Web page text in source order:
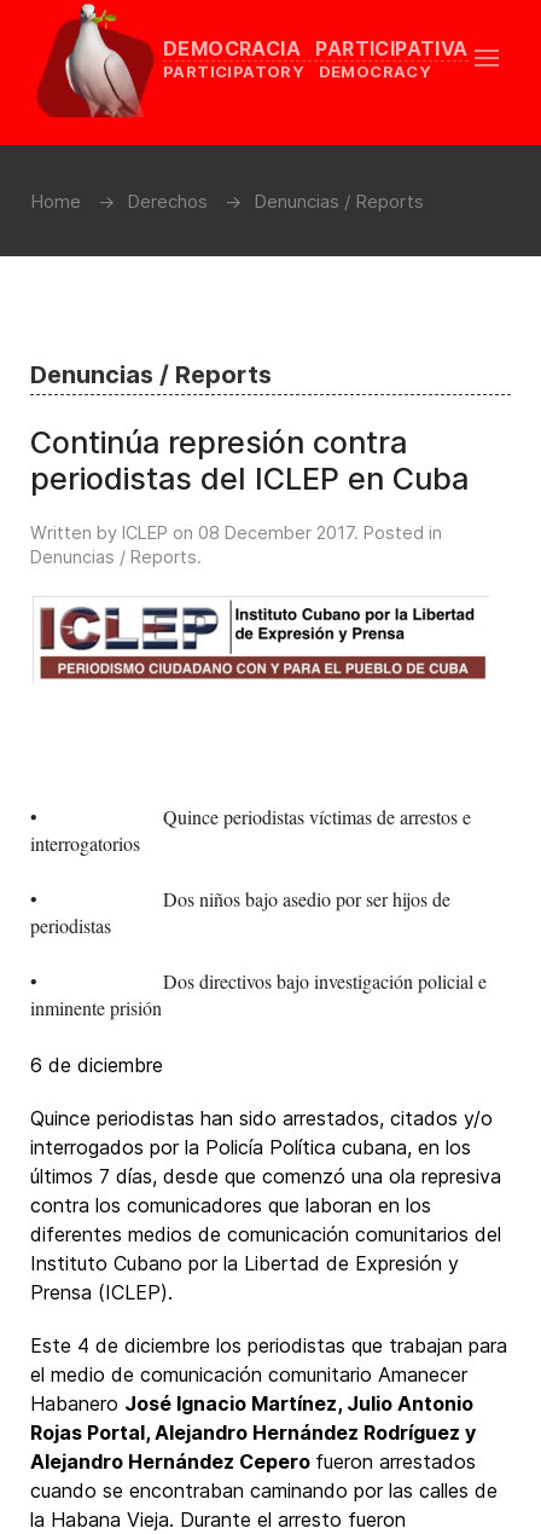
DEMOCRACIA PARTICIPATIVA
PARTICIPATORY DEMOCRACY
Home Derechos Denuncias / Reports
Denuncias / Reports
Continúa represión contra
periodistas del ICLEP en Cuba
Written by ICLEP on 08 December 2017. Posted in
Denuncias / Reports.
• Quince periodistas víctimas de arrestos e
interrogatorios
• Dos niños bajo asedio por ser hijos de
periodistas
• Dos directivos bajo investigación policial e
inminente prisión
6 de diciembre
Quince periodistas han sido arrestados, citados y/o
interrogados por la Policía Política cubana, en los
últimos 7 días, desde que comenzó una ola represiva
contra los comunicadores que laboran en los
diferentes medios de comunicación comunitarios del
Instituto Cubano por la Libertad de Expresión y
Prensa (ICLEP).
Este 4 de diciembre los periodistas que trabajan para
el medio de comunicación comunitario Amanecer
Habanero José Ignacio Martínez, Julio Antonio
Rojas Portal, Alejandro Hernández Rodríguez y
Alejandro Hernández Cepero fueron arrestados
cuando se encontraban caminando por las calles de
la Habana Vieja. Durante el arresto fueron